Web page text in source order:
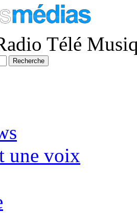
Télé
une voix